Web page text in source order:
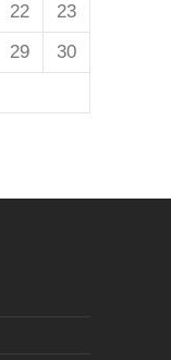
22
23
29
30